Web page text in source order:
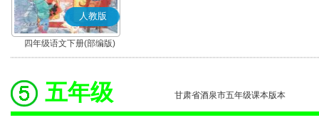
人教版
四年级语文下册(部编版)
五年级 甘肃省酒泉市五年级课本版本